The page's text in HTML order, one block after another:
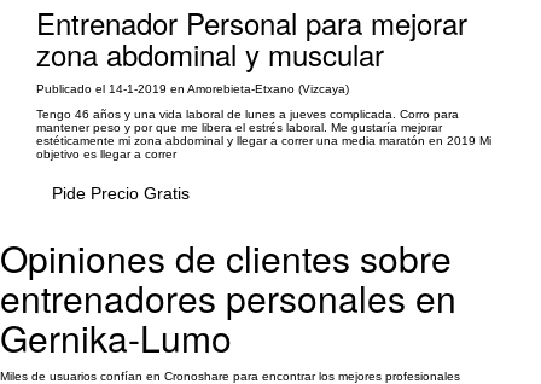
Entrenador Personal para mejorar
zona abdominal y muscular
Publicado el 14-1-2019 en Amorebieta-Etxano (Vizcaya)
Tengo 46 años y una vida laboral de lunes a jueves complicada. Corro para
mantener peso y por que me libera el estrés laboral. Me gustaría mejorar
estéticamente mi zona abdominal y llegar a correr una media maratón en 2019 Mi
objetivo es llegar a correr
Pide Precio Gratis
Opiniones de clientes sobre
entrenadores personales en
Gernika-Lumo
Miles de usuarios confían en Cronoshare para encontrar los mejores profesionales